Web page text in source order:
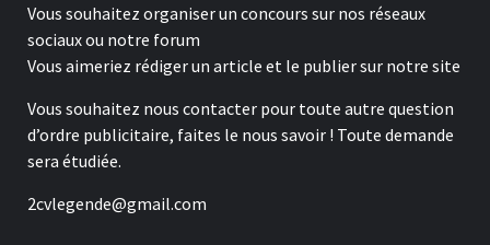
Vous souhaitez organiser un concours sur nos réseaux
sociaux ou notre forum
Vous aimeriez rédiger un article et le publier sur notre site
Vous souhaitez nous contacter pour toute autre question
d’ordre publicitaire, faites le nous savoir ! Toute demande
sera étudiée.
2cvlegende@gmail.com